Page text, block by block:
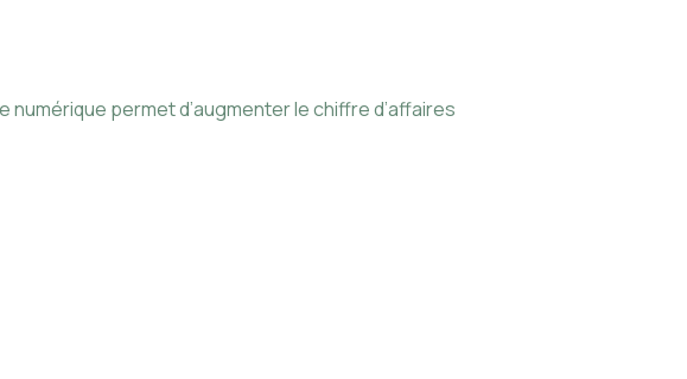
numérique permet d’augmenter le chiffre d’affaires